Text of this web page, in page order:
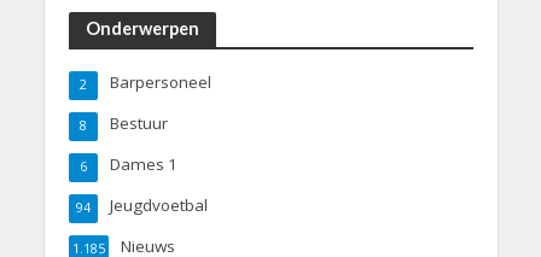
Onderwerpen
Barpersoneel
2
Bestuur
8
Dames 1
6
Jeugdvoetbal
94
Nieuws
1.185